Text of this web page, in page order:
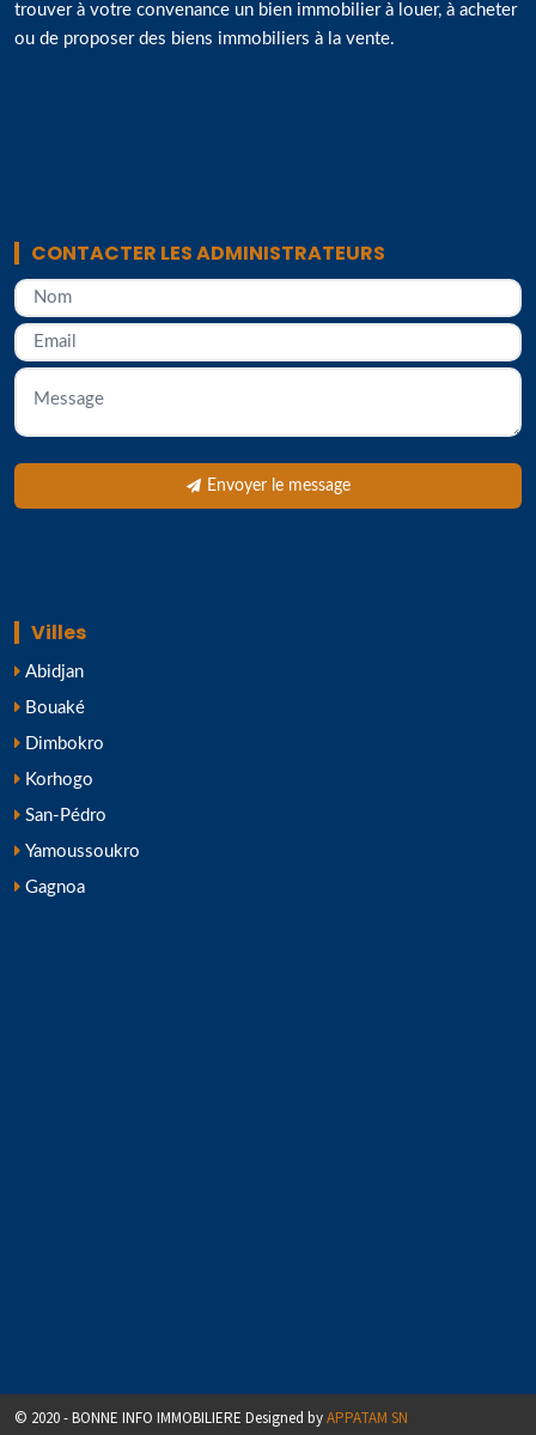
trouver à votre convenance un bien immobilier à louer, à acheter
ou de proposer des biens immobiliers à la vente.
CONTACTER LES ADMINISTRATEURS
Envoyer le message
Villes
Abidjan
Bouaké
Dimbokro
Korhogo
San-Pédro
Yamoussoukro
Gagnoa
© 2020 - BONNE INFO IMMOBILIERE Designed byAPPATAM SN